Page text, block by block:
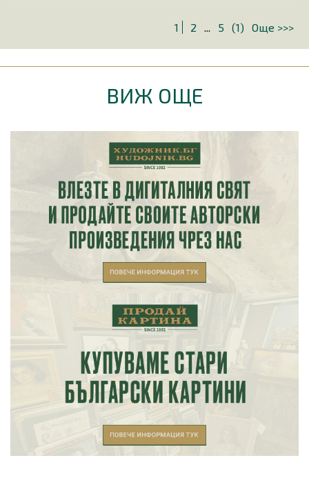
1 2 ... 5 (1) Още >>>
ВИЖ ОЩЕ